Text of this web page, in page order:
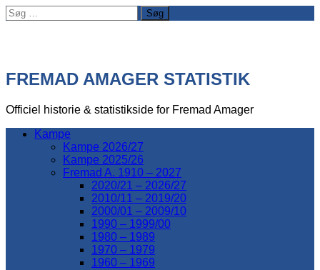
Søg
efter:
FREMAD AMAGER STATISTIK
Officiel historie & statistikside for Fremad Amager
Kampe
Kampe 2026/27
Kampe 2025/26
Fremad A. 1910 – 2027
2020/21 – 2026/27
2010/11 – 2019/20
2000/01 – 2009/10
1990 – 1999/00
1980 – 1989
1970 – 1979
1960 – 1969